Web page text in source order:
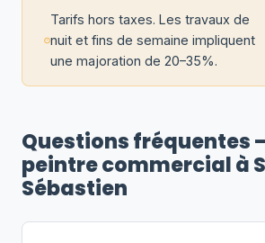
Tarifs hors taxes. Les travaux de
nuit et fins de semaine impliquent
une majoration de 20–35%.
Questions fréquentes
peintre commercial à
Sébastien